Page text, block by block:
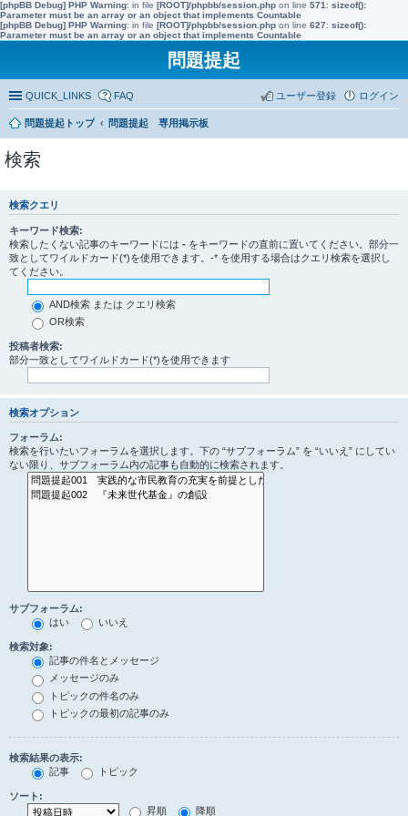
[phpBB Debug] PHP Warning: in file [ROOT]/phpbb/session.php on line 571 : sizeof():
Parameter must be an array or an object that implements Countable
[phpBB Debug] PHP Warning: in file [ROOT]/phpbb/session.php on line 627: sizeof():
Parameter must be an array or an object that implements Countable
問題提起
QUICK_LINKS FAQ ログイン
ユーザー登録
問題提起トップ 問題提起 専用掲示板
検索
検索クエリ
キーワード検索:
検索したくない記事のキーワードには - をキーワードの直前に置いてください。部分一
致としてワイルドカード(*)を使用できます。-* を使用する場合はクエリ検索を選択し
てください。
AND検索 または クエリ検索
OR検索
投稿者検索:
部分一致としてワイルドカード(*)を使用できます
検索オプション
フォーラム:
検索を行いたいフォーラムを選択します。下の “サブフォーラム” を “いいえ” にしてい
ない限り、サブフォーラム内の記事も自動的に検索されます。
サブフォーラム:
はい
いいえ
検索対象:
記事の件名とメッセージ
メッセージのみ
トピックの件名のみ
トピックの最初の記事のみ
検索結果の表示:
記事
トピック
ソート:
昇順
降順